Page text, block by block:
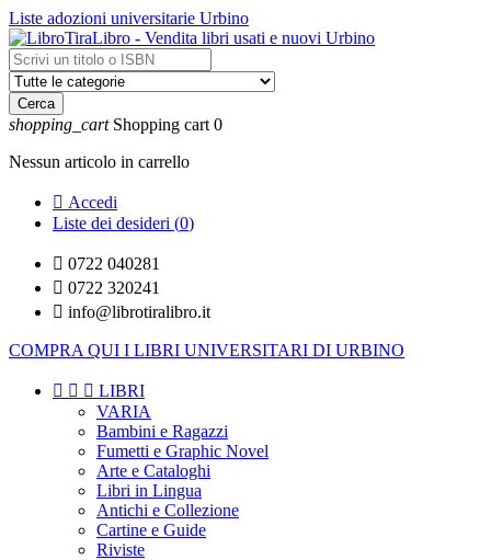
Liste adozioni universitarie Urbino
Cerca
shopping_cart Shopping cart 0
Nessun articolo in carrello
 Accedi
Liste dei desideri (0)
 0722 040281
 0722 320241
 info@librotiralibro.it
COMPRA QUI I LIBRI UNIVERSITARI DI URBINO
   LIBRI
VARIA
Bambini e Ragazzi
Fumetti e Graphic Novel
Arte e Cataloghi
Libri in Lingua
Antichi e Collezione
Cartine e Guide
Riviste